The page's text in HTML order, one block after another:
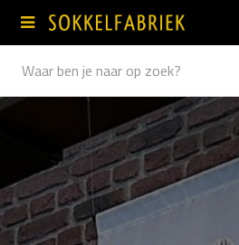
Overslaan naar inhoud